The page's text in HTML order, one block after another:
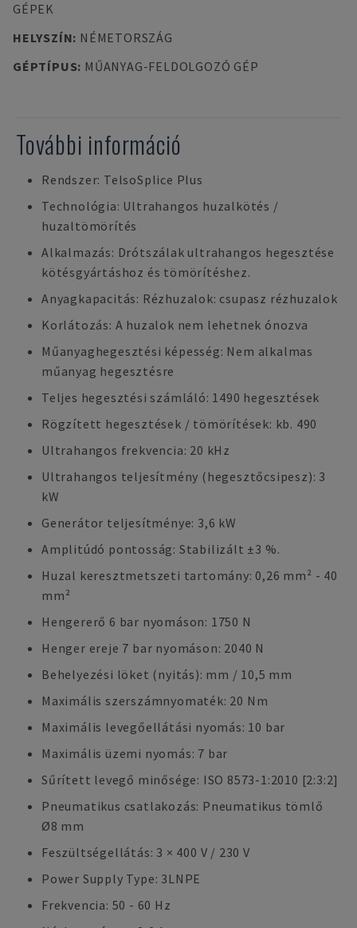
GÉPEK
HELYSZÍN: NÉMETORSZÁG
GÉPTÍPUS: MŰANYAG-FELDOLGOZÓ GÉP
További információ
Rendszer: TelsoSplice Plus
Technológia: Ultrahangos huzalkötés /
huzaltömörítés
Alkalmazás: Drótszálak ultrahangos hegesztése
kötésgyártáshoz és tömörítéshez.
Anyagkapacitás: Rézhuzalok: csupasz rézhuzalok
Korlátozás: A huzalok nem lehetnek ónozva
Műanyaghegesztési képesség: Nem alkalmas
műanyag hegesztésre
Teljes hegesztési számláló: 1490 hegesztések
Rögzített hegesztések / tömörítések: kb. 490
Ultrahangos frekvencia: 20 kHz
Ultrahangos teljesítmény (hegesztőcsipesz): 3
kW
Generátor teljesítménye: 3,6 kW
Amplitúdó pontosság: Stabilizált ±3 %.
Huzal keresztmetszeti tartomány: 0,26 mm² - 40
mm²
Hengererő 6 bar nyomáson: 1750 N
Henger ereje 7 bar nyomáson: 2040 N
Behelyezési löket (nyitás): mm / 10,5 mm
Maximális szerszámnyomaték: 20 Nm
Maximális levegőellátási nyomás: 10 bar
Maximális üzemi nyomás: 7 bar
Sűrített levegő minősége: ISO 8573-1:2010 [2:3:2]
Pneumatikus csatlakozás: Pneumatikus tömlő
Ø8 mm
Feszültségellátás: 3 × 400 V / 230 V
Power Supply Type: 3LNPE
Frekvencia: 50 - 60 Hz